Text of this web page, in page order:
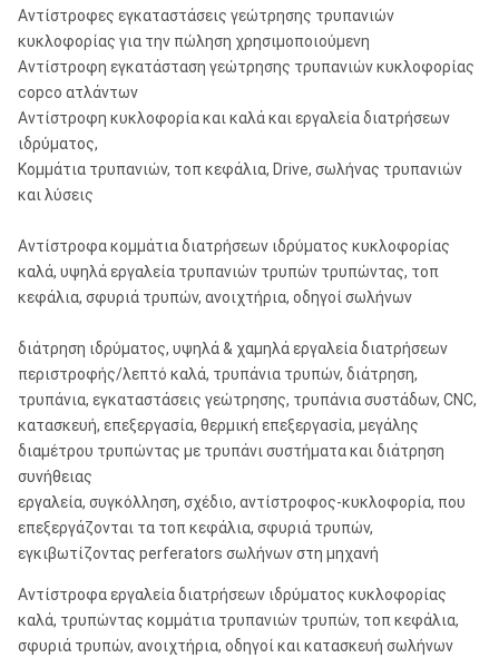
Αντίστροφες εγκαταστάσεις γεώτρησης τρυπανιών
κυκλοφορίας για την πώληση χρησιμοποιούμενη
Αντίστροφη εγκατάσταση γεώτρησης τρυπανιών κυκλοφορίας
copco ατλάντων
Αντίστροφη κυκλοφορία και καλά και εργαλεία διατρήσεων
ιδρύματος,
Κομμάτια τρυπανιών, τοπ κεφάλια, Drive, σωλήνας τρυπανιών
και λύσεις
Αντίστροφα κομμάτια διατρήσεων ιδρύματος κυκλοφορίας
καλά, υψηλά εργαλεία τρυπανιών τρυπών τρυπώντας, τοπ
κεφάλια, σφυριά τρυπών, ανοιχτήρια, οδηγοί σωλήνων
διάτρηση ιδρύματος, υψηλά & χαμηλά εργαλεία διατρήσεων
περιστροφής/λεπτό καλά, τρυπάνια τρυπών, διάτρηση,
τρυπάνια, εγκαταστάσεις γεώτρησης, τρυπάνια συστάδων, CNC,
κατασκευή, επεξεργασία, θερμική επεξεργασία, μεγάλης
διαμέτρου τρυπώντας με τρυπάνι συστήματα και διάτρηση
συνήθειας
εργαλεία, συγκόλληση, σχέδιο, αντίστροφος-κυκλοφορία, που
επεξεργάζονται τα τοπ κεφάλια, σφυριά τρυπών,
εγκιβωτίζοντας perferators σωλήνων στη μηχανή
Αντίστροφα εργαλεία διατρήσεων ιδρύματος κυκλοφορίας
καλά, τρυπώντας κομμάτια τρυπανιών τρυπών, τοπ κεφάλια,
σφυριά τρυπών, ανοιχτήρια, οδηγοί και κατασκευή σωλήνων